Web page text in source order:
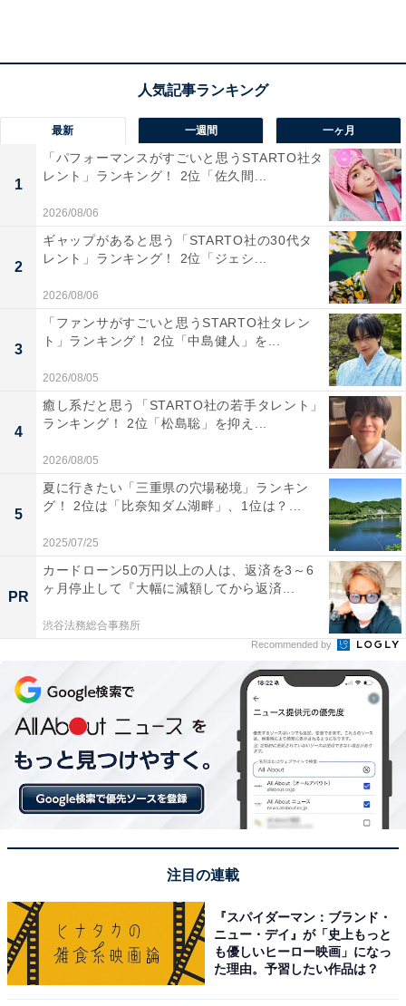
1位：四万十川／71票
1位に選ばれたのは「日本最後の清流」として名高い
「四万十川」でした。カヌー体験や遊覧船での川下り、
そして増水時に沈むように設計された「沈下橋」を巡る
ドライブは、高知ならではの雄大な体験。豊かな自然の
中で心身ともにリフレッシュできる旅は、長期休暇を使
ってゆっくりと堪能したいぜいたくな時間です。
回答者からは「自然で癒されそうだから」（30代女性／
愛知県）、「四万十川は水質が綺麗と有名で、訪れて川
を見てリラックスしたい」（20代女性／兵庫県）、「最
後の清流と言われるぐらい綺麗な川や景色を楽しみた
い」（40代女性／大阪府）といった声が集まりました。
※回答者からのコメントは原文ママです
※記事内容は執筆時点のものです。最新の内容をご確認
ください
10位までのランキング結果を見る
最新 一週間 一ヶ月
1
「パフォーマンスがすごいと思うSTARTO社タ
レント」ランキング！ 2位「佐久間...
2026/08/06
2
ギャップがあると思う「STARTO社の30代タ
レント」ランキング！ 2位「ジェシ...
2026/08/06
3
「ファンサがすごいと思うSTARTO社タレン
ト」ランキング！ 2位「中島健人」を...
2026/08/05
4
癒し系だと思う「STARTO社の若手タレント」
ランキング！ 2位「松島聡」を抑え...
2026/08/05
5
夏に行きたい「三重県の穴場秘境」ランキン
グ！ 2位は「比奈知ダム湖畔」、1位は？...
2025/07/25
PR
カードローン50万円以上の人は、返済を3～6
ヶ月停止して『大幅に減額してから返済...
渋谷法務総合事務所
Recommended by
注目の連載
『スパイダーマン：ブランド・
ニュー・デイ』が「史上もっと
も優しいヒーロー映画」になっ
た理由。予習したい作品は？